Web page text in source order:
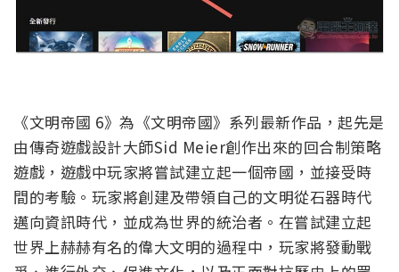
《文明帝國 6》為《文明帝國》系列最新作品，起先是
由傳奇遊戲設計大師Sid Meier創作出來的回合制策略
遊戲，遊戲中玩家將嘗試建立起一個帝國，並接受時
間的考驗。玩家將創建及帶領自己的文明從石器時代
邁向資訊時代，並成為世界的統治者。在嘗試建立起
世界上赫赫有名的偉大文明的過程中，玩家將發動戰